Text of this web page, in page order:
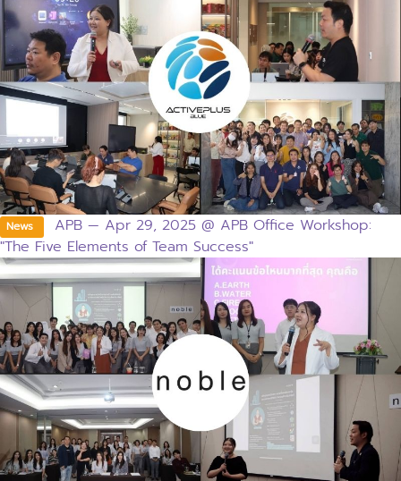
News
APB — Apr 29, 2025 @ APB Office Workshop:
"The Five Elements of Team Success"